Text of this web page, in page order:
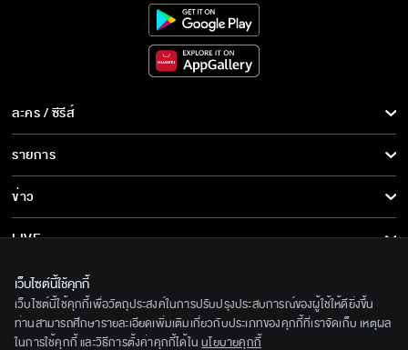
ละคร / ซีรีส์
ละคร/ซีรีส์
ซีรีส์นานาชาติ
การ์ตูน & เกม
รายการ
รายการทั้งหมด
ข่าว
ข่าวทั้งหมด
ข่าวประชาสัมพันธ์
LIVE
เกี่ยวกับเรา
BEC World
รู้จักเรา
ติดตามเราได้ที่
เว็บไซต์นี้ใช้คุกกี้
เว็บไซต์นี้ใช้คุกกี้เพื่อวัตถุประสงค์ในการปรับปรุงประสบการณ์ของผู้ใช้ให้ดียิ่งขึ้น
ท่านสามารถศึกษารายละเอียดเพิ่มเติมเกี่ยวกับประเภทของคุกกี้ที่เราจัดเก็บ เหตุผล
ในการใช้คุกกี้ และวิธีการตั้งค่าคุกกี้ได้ใน นโยบายคุกกี้